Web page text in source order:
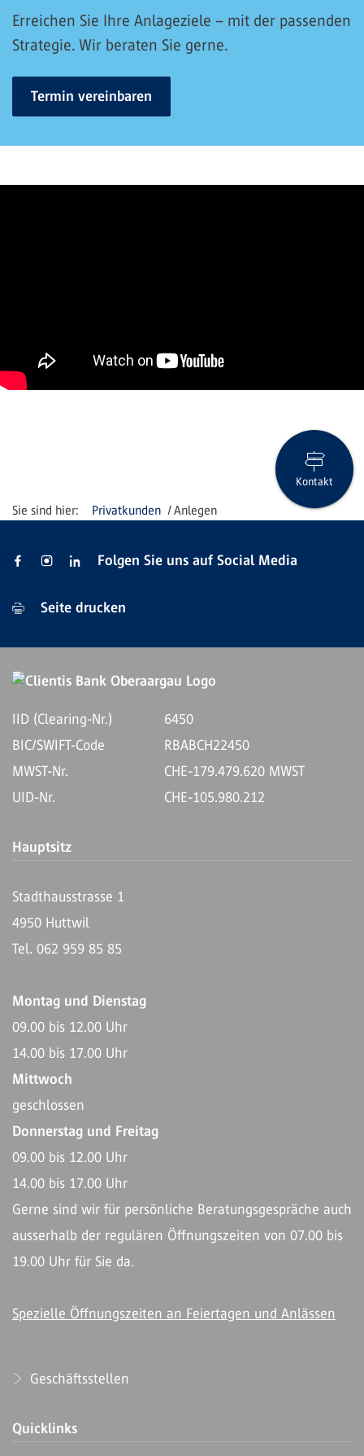
Erreichen Sie Ihre Anlageziele – mit der passenden
Strategie. Wir beraten Sie gerne.
Termin vereinbaren
Privatkunden Anlegen
Kontakt
Folgen Sie uns auf Social Media
Seite drucken
IID (Clearing-Nr.)
6450
BIC/SWIFT-Code
RBABCH22450
MWST-Nr.
CHE-179.479.620 MWST
UID-Nr.
CHE-105.980.212
Hauptsitz
Stadthausstrasse 1
4950 Huttwil
Tel. 062 959 85 85
Montag und Dienstag
09.00 bis 12.00 Uhr
14.00 bis 17.00 Uhr
Mittwoch
geschlossen
Donnerstag und Freitag
09.00 bis 12.00 Uhr
14.00 bis 17.00 Uhr
Gerne sind wir für persönliche Beratungsgespräche auch
ausserhalb der regulären Öffnungszeiten von 07.00 bis
19.00 Uhr für Sie da.
Spezielle Öffnungszeiten an Feiertagen und Anlässen
Geschäftsstellen
Quicklinks